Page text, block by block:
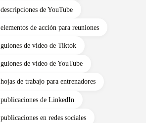
de YouTube
de acción para reuniones
de vídeo de Tiktok
de vídeo de YouTube
de trabajo para entrenadores
de LinkedIn